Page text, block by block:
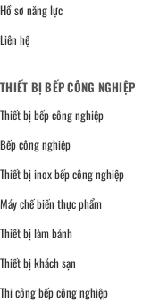
Hồ sơ năng lực
Liên hệ
THIẾT BỊ BẾP CÔNG NGHIỆP
Thiết bị bếp công nghiệp
Bếp công nghiệp
Thiết bị inox bếp công nghiệp
Máy chế biến thực phẩm
Thiết bị làm bánh
Thiết bị khách sạn
Thi công bếp công nghiệp